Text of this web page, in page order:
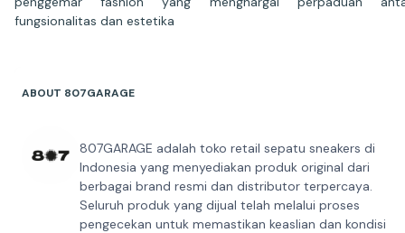
fungsionalitas dan estetika
ABOUT 807GARAGE
807GARAGE adalah toko retail sepatu sneakers di
Indonesia yang menyediakan produk original dari
berbagai brand resmi dan distributor terpercaya.
Seluruh produk yang dijual telah melalui proses
pengecekan untuk memastikan keaslian dan kondisi